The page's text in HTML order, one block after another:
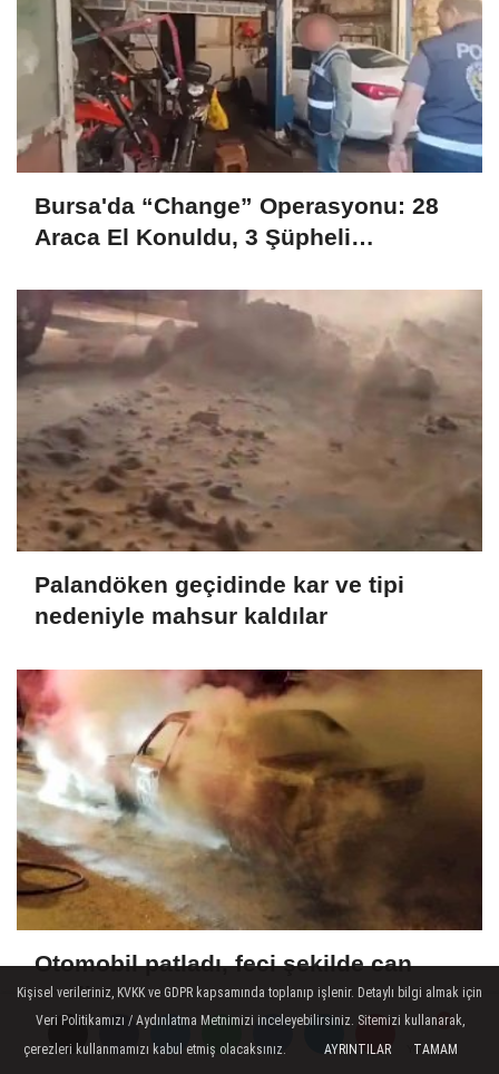
Yorumlar
Yorumlar
Yorumlar
Bursa'da “Change” Operasyonu: 28
Araca El Konuldu, 3 Şüpheli
Palandöken geçidinde kar ve tipi
nedeniyle mahsur kaldılar
Otomobil patladı, feci şekilde can
verdi
Kişisel verileriniz, KVKK ve GDPR kapsamında toplanıp işlenir. Detaylı bilgi almak için
Veri Politikamızı / Aydınlatma Metnimizi inceleyebilirsiniz. Sitemizi kullanarak,
çerezleri kullanmamızı kabul etmiş olacaksınız.
AYRINTILAR TAMAM